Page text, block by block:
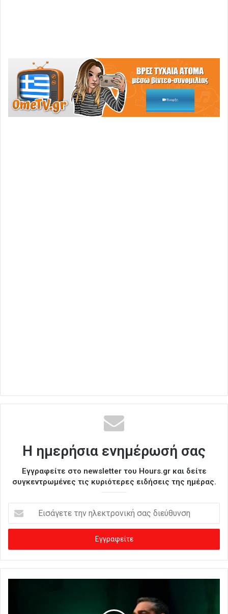
Η ημερήσια ενημέρωσή σας
Εγγραφείτε στο newsletter του Hours.gr και δείτε
συγκεντρωμένες τις κυριότερες ειδήσεις της ημέρας.
σ
γ
ε